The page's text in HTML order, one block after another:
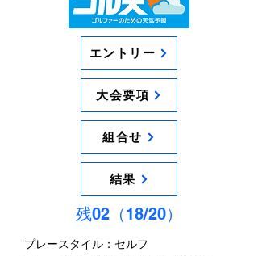
エントリー
大会要項
組合せ
結果
残02（18/20）
プレースタイル：セルフ